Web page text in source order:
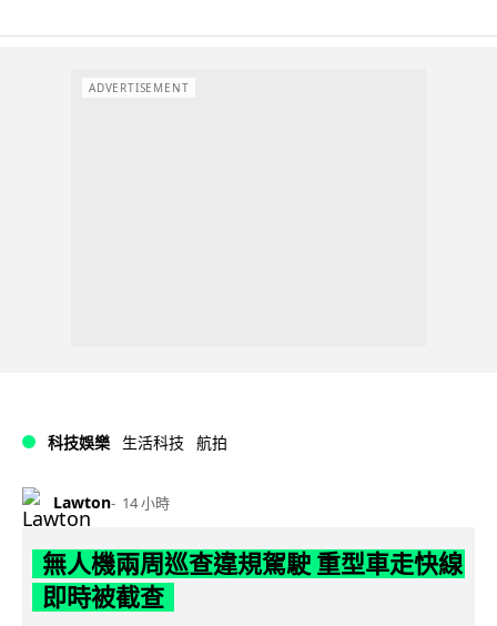
ADVERTISEMENT
科技娛樂 生活科技 航拍
Lawton 14 小時
無人機兩周巡查違規駕駛 重型車走快線
即時被截查